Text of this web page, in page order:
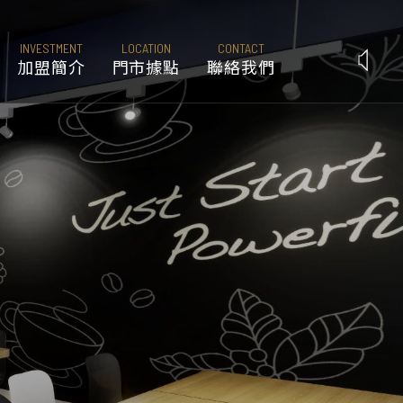
INVESTMENT
加盟簡介
LOCATION
門市據點
CONTACT
聯絡我們